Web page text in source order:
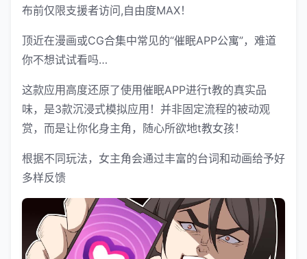
布前仅限支援者访问,自由度MAX！
顶近在漫画或CG合集中常见的“催眠APP公寓”，难道
你不想试试看吗…
这款应用高度还原了使用催眠APP进行t教的真实品
味，是3款沉浸式模拟应用！并非固定流程的被动观
赏，而是让你化身主角，随心所欲地t教女孩！
根据不同玩法，女主角会通过丰富的台词和动画给予好
多样反馈